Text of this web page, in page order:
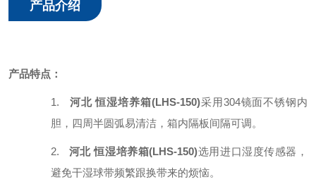
产品介绍
产品特点：
1. 河北 恒湿培养箱(LHS-150)采用304镜面不锈钢内
胆，四周半圆弧易清洁，箱内隔板间隔可调。
2. 河北 恒湿培养箱(LHS-150)选用进口湿度传感器，
避免干湿球带频繁跟换带来的烦恼。